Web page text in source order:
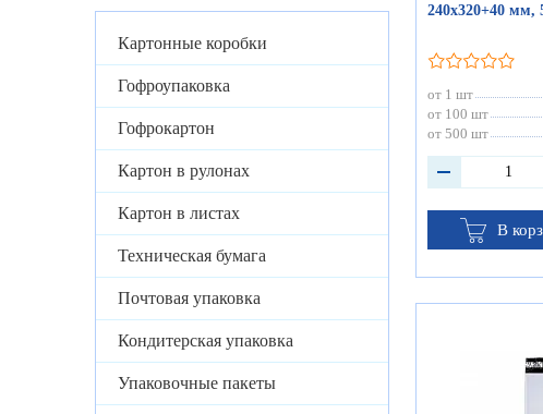
Картонные коробки
Гофроупаковка
Гофрокартон
Картон в рулонах
Картон в листах
Техническая бумага
Почтовая упаковка
Кондитерская упаковка
Упаковочные пакеты
240х320+40 мм,
от 1 шт
от 100 шт
от 500 шт
В